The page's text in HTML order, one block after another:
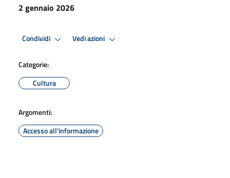
2 gennaio 2026
Condividi Vedi azioni
Categorie:
Cultura
Argomenti:
Accesso all'informazione